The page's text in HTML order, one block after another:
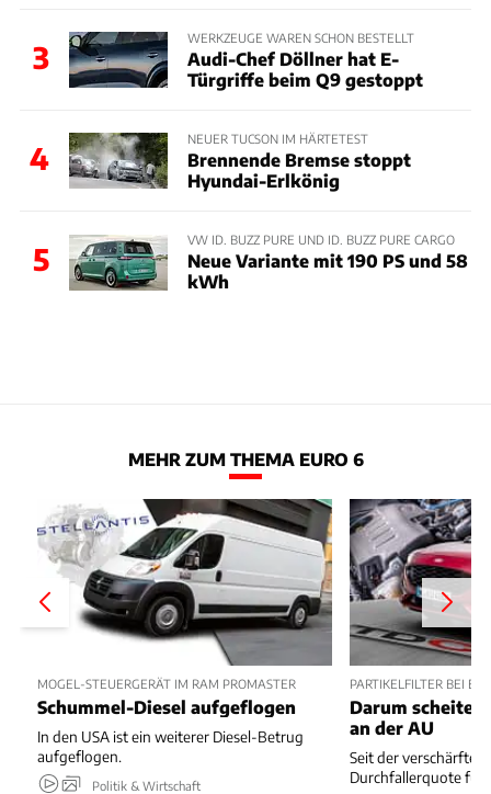
3
WERKZEUGE WAREN SCHON BESTELLT
Audi-Chef Döllner hat E-
Türgriffe beim Q9 gestoppt
4
NEUER TUCSON IM HÄRTETEST
Brennende Bremse stoppt
Hyundai-Erlkönig
5
VW ID. BUZZ PURE UND ID. BUZZ PURE CARGO
Neue Variante mit 190 PS und 58
kWh
MEHR ZUM THEMA EURO 6
MOGEL-STEUERGERÄT IM RAM PROMASTER
Schummel-Diesel aufgeflogen
In den USA ist ein weiterer Diesel-Betrug
aufgeflogen.
Politik & Wirtschaft
PARTIKELFILTER BEI
Darum
an der AU
Seit der verschärften
Durchfallerquote für